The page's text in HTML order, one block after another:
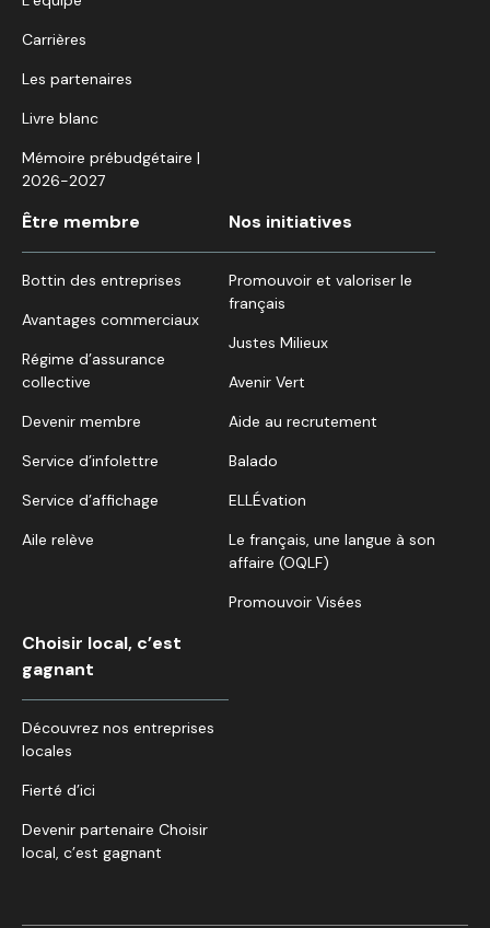
Carrières
Les partenaires
Livre blanc
Mémoire prébudgétaire |
2026-2027
Être membre
Bottin des entreprises
Avantages commerciaux
Régime d’assurance
collective
Devenir membre
Service d’infolettre
Service d’affichage
Aile relève
Nos initiatives
Promouvoir et valoriser le
français
Justes Milieux
Avenir Vert
Aide au recrutement
Balado
ELLÉvation
Le français, une langue à son
affaire (OQLF)
Promouvoir Visées
Choisir local, c’est
gagnant
Découvrez nos entreprises
locales
Fierté d’ici
Devenir partenaire Choisir
local, c’est gagnant